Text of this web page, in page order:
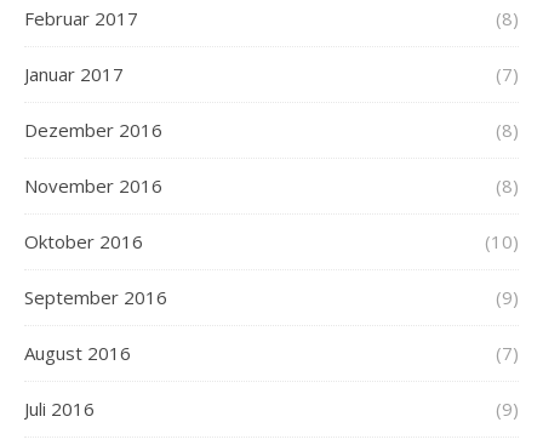
Februar 2017 (8)
Januar 2017 (7)
Dezember 2016 (8)
November 2016 (8)
Oktober 2016 (10)
September 2016 (9)
August 2016 (7)
Juli 2016 (9)